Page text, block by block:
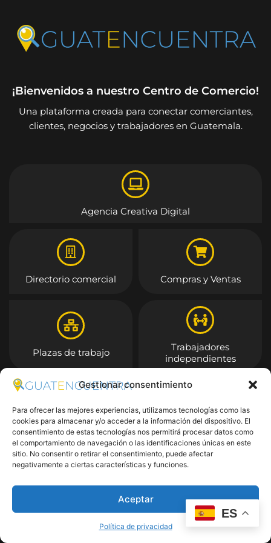
Gestionar consentimiento
Para ofrecer las mejores experiencias, utilizamos tecnologías como las
cookies para almacenar y/o acceder a la información del dispositivo. El
consentimiento de estas tecnologías nos permitirá procesar datos como
el comportamiento de navegación o las identificaciones únicas en este
sitio. No consentir o retirar el consentimiento, puede afectar
negativamente a ciertas características y funciones.
Aceptar
Política de privacidad
¡Bienvenidos a nuestro Centro de Comercio!
Una plataforma creada para conectar comerciantes,
clientes, negocios y trabajadores en Guatemala.
Agencia Creativa Digital
Directorio comercial Compras y Ventas
Plazas de trabajo
Trabajadores
independientes
Entrar
ES